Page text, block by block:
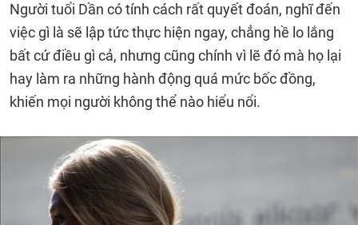
Người tuổi Dần có tính cách rất quyết đoán, nghĩ đến
việc gì là sẽ lập tức thực hiện ngay, chẳng hề lo lắng
bất cứ điều gì cả, nhưng cũng chính vì lẽ đó mà họ lại
hay làm ra những hành động quá mức bốc đồng,
khiến mọi người không thể nào hiểu nổi.